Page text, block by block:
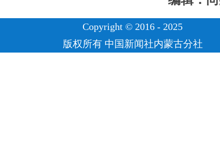
Copyright © 2016 - 2025
版权所有 中国新闻社内蒙古分社